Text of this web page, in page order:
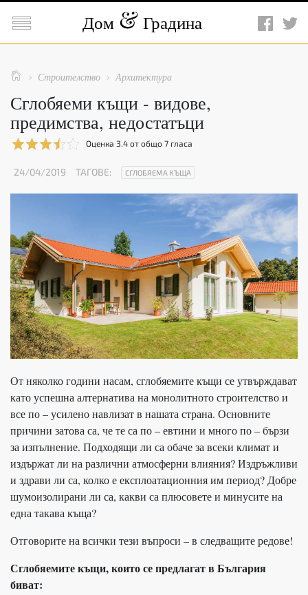
 Дом Градина
  Строителство  Архитектура
Сглобяеми къщи - видове,
предимства, недостатъци
Оценка 3.4 от общо 7 гласа
24/04/2019 ТАГОВЕ: СГЛОБЯЕМА КЪЩА
От няколко години насам, сглобяемите къщи се утвърждават
като успешна алтернатива на монолитното строителство и
все по – усилено навлизат в нашата страна. Основните
причини затова са, че те са по – евтини и много по – бързи
за изпълнение. Подходящи ли са обаче за всеки климат и
издържат ли на различни атмосферни влияния? Издръжливи
и здрави ли са, колко е експлоатационния им период? Добре
шумоизолирани ли са, какви са плюсовете и минусите на
една такава къща?
Отговорите на всички тези въпроси – в следващите редове!
Сглобяемите къщи, които се предлагат в България
биват: